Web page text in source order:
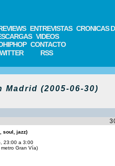
ENTREVISTAS CRONICAS
VIDEOS
CONTACTO
RSS
Madrid (2005-06-30)
soul, jazz)
23:00 a 3:00
Gran Vía)